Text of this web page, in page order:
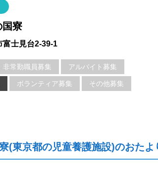
国寮
富士見台2-39-1
非常勤職員募集 アルバイト募集
ボランティア募集 その他募集
(東京都の児童養護施設)のおたよ